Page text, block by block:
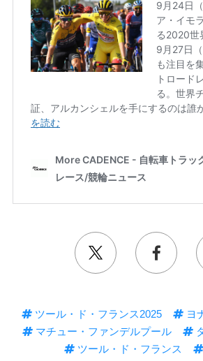
ツール・ド・フランス2025
ヨ
マチュー・ファンデルプール
ツール・ド・フランス